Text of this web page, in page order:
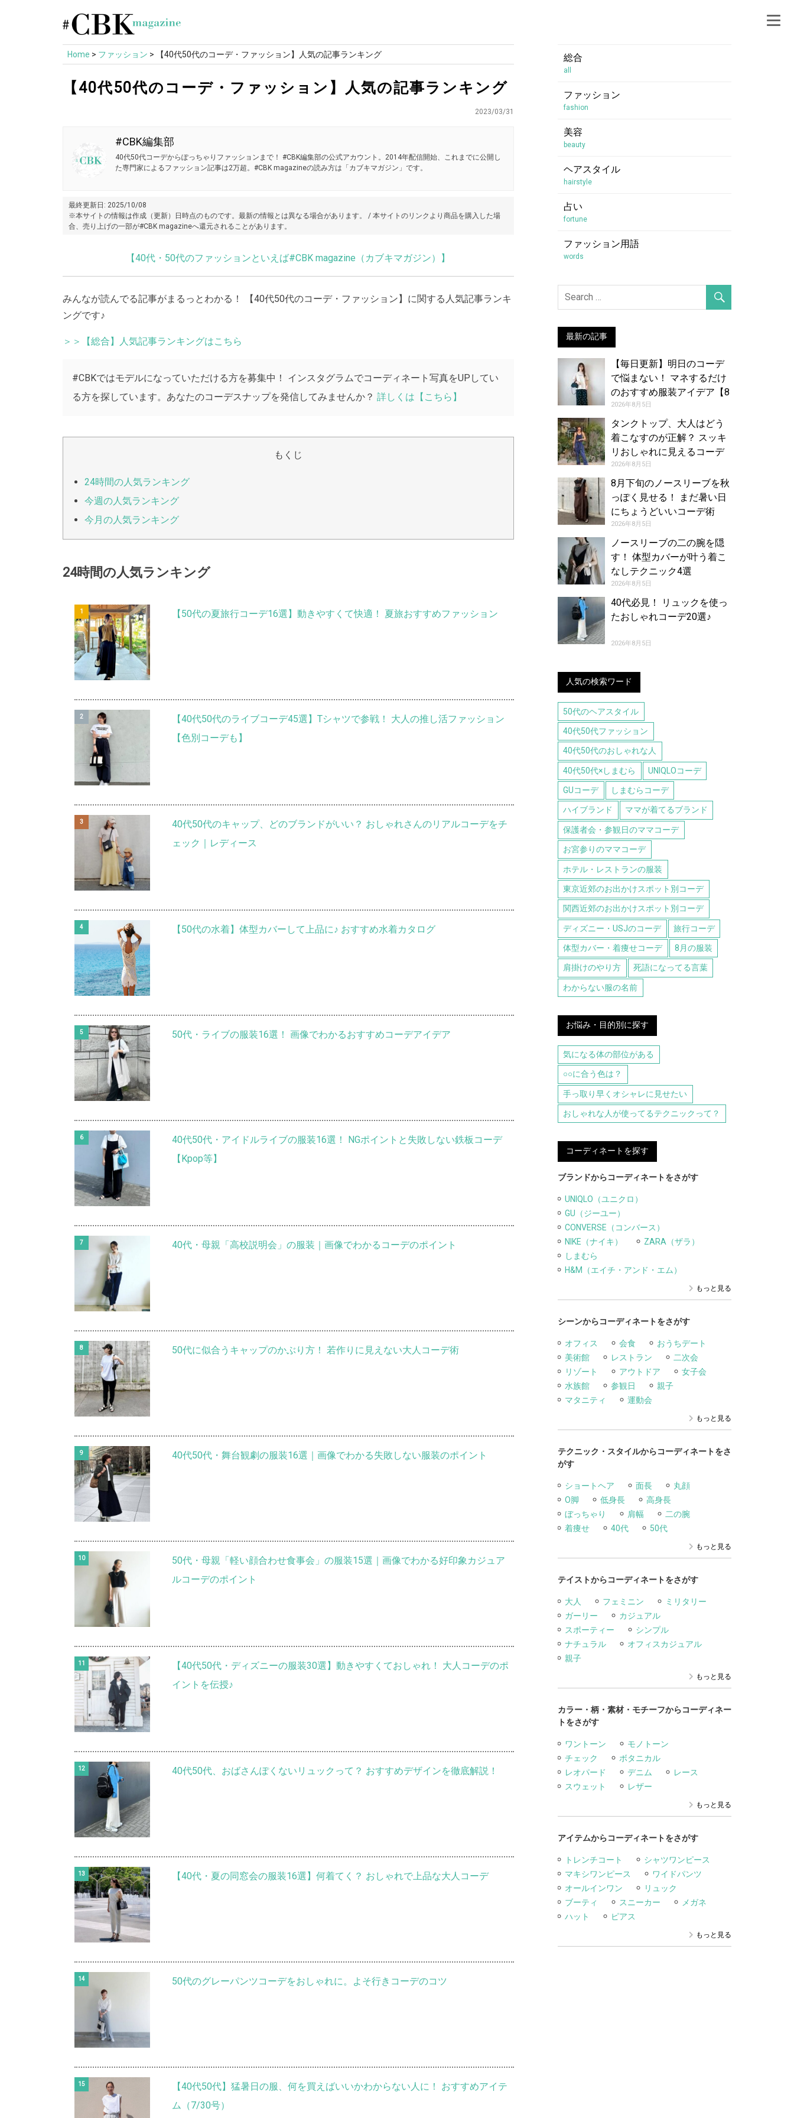
content
Home > ファッション > 【40代50代のコーデ・ファッション】人気の記事ランキング
【40代50代のコーデ・ファッション】人気の記事ランキング
2023/03/31
#CBK編集部
40代50代コーデからぽっちゃりファッションまで！ #CBK編集部の公式アカウント。2014年配信開始、これまでに公開し
た専門家によるファッション記事は2万超。#CBK magazineの読み方は「カブキマガジン」です。
最終更新日: 2025/10/08
※本サイトの情報は作成（更新）日時点のものです。最新の情報とは異なる場合があります。 / 本サイトのリンクより商品を購入した場
合、売り上げの一部が#CBK magazineへ還元されることがあります。
【40代・50代のファッションといえば#CBK magazine（カブキマガジン）】
みんなが読んでる記事がまるっとわかる！ 【40代50代のコーデ・ファッション】に関する人気記事ランキ
ングです♪
＞＞【総合】人気記事ランキングはこちら
#CBKではモデルになっていただける方を募集中！ インスタグラムでコーディネート写真をUPしてい
る方を探しています。あなたのコーデスナップを発信してみませんか？ 詳しくは【こちら】
もくじ
24時間の人気ランキング
今週の人気ランキング
今月の人気ランキング
24時間の人気ランキング
【50代の夏旅行コーデ16選】動きやすくて快適！ 夏旅おすすめファッション
【40代50代のライブコーデ45選】Tシャツで参戦！ 大人の推し活ファッション
【色別コーデも】
40代50代のキャップ、どのブランドがいい？ おしゃれさんのリアルコーデをチ
ェック｜レディース
【50代の水着】体型カバーして上品に♪ おすすめ水着カタログ
50代・ライブの服装16選！ 画像でわかるおすすめコーデアイデア
40代50代・アイドルライブの服装16選！ NGポイントと失敗しない鉄板コーデ
【Kpop等】
40代・母親「高校説明会」の服装｜画像でわかるコーデのポイント
50代に似合うキャップのかぶり方！ 若作りに見えない大人コーデ術
40代50代・舞台観劇の服装16選｜画像でわかる失敗しない服装のポイント
50代・母親「軽い顔合わせ食事会」の服装15選｜画像でわかる好印象カジュア
ルコーデのポイント
【40代50代・ディズニーの服装30選】動きやすくておしゃれ！ 大人コーデのポ
イントを伝授♪
40代50代、おばさんぽくないリュックって？ おすすめデザインを徹底解説！
【40代・夏の同窓会の服装16選】何着てく？ おしゃれで上品な大人コーデ
50代のグレーパンツコーデをおしゃれに。よそ行きコーデのコツ
【40代50代】猛暑日の服、何を買えばいいかわからない人に！ おすすめアイテ
ム（7/30号）
総合
all
ファッション
fashion
美容
beauty
ヘアスタイル
hairstyle
占い
fortune
ファッション用語
words
最新の記事
【毎日更新】明日のコーデ
で悩まない！ マネするだけ
のおすすめ服装アイデア【8
月6日夏】
2026年8月5日
タンクトップ、大人はどう
着こなすのが正解？ スッキ
リおしゃれに見えるコーデ
アイデア【レディース】
2026年8月5日
8月下旬のノースリーブを秋
っぽく見せる！ まだ暑い日
にちょうどいいコーデ術
2026年8月5日
ノースリーブの二の腕を隠
す！ 体型カバーが叶う着こ
なしテクニック4選
2026年8月5日
40代必見！ リュックを使っ
たおしゃれコーデ20選♪
2026年8月5日
人気の検索ワード
50代のヘアスタイル
40代50代ファッション
40代50代のおしゃれな人
40代50代×しまむら UNIQLOコーデ
GUコーデ しまむらコーデ
ハイブランド ママが着てるブランド
保護者会・参観日のママコーデ
お宮参りのママコーデ
ホテル・レストランの服装
東京近郊のお出かけスポット別コーデ
関西近郊のお出かけスポット別コーデ
ディズニー・USJのコーデ 旅行コーデ
体型カバー・着痩せコーデ 8月の服装
肩掛けのやり方 死語になってる言葉
わからない服の名前
お悩み・目的別に探す
気になる体の部位がある
○○に合う色は？
手っ取り早くオシャレに見せたい
おしゃれな人が使ってるテクニックって？
コーディネートを探す
ブランドからコーディネートをさがす
UNIQLO（ユニクロ）
GU（ジーユー）
CONVERSE（コンバース）
NIKE（ナイキ）
ZARA（ザラ）
しまむら
H&M（エイチ・アンド・エム）
もっと見る
シーンからコーディネートをさがす
オフィス 会食
おうちデート
美術館
レストラン
二次会
リゾート
アウトドア
女子会
水族館
参観日
親子
マタニティ
運動会
もっと見る
テクニック・スタイルからコーディネートをさ
がす
ショートヘア 面長
丸顔
O脚
低身長
高身長
ぼっちゃり
肩幅
二の腕
着痩せ
40代 50代
もっと見る
テイストからコーディネートをさがす
大人 フェミニン
ミリタリー
ガーリー
カジュアル
スポーティー
シンプル
ナチュラル
オフィスカジュアル
親子
もっと見る
カラー・柄・素材・モチーフからコーディネー
トをさがす
ワントーン
モノトーン
チェック
ボタニカル
レオパード
デニム
レース
スウェット
レザー
もっと見る
アイテムからコーディネートをさがす
トレンチコート
シャツワンピース
マキシワンピース
ワイドパンツ
オールインワン
リュック
ブーティ
スニーカー
メガネ
ハット
ピアス
もっと見る